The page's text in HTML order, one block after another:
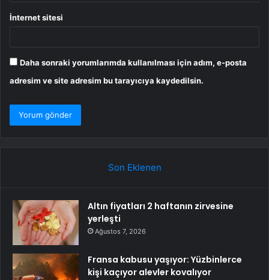
İnternet sitesi
Daha sonraki yorumlarımda kullanılması için adım, e-posta
adresim ve site adresim bu tarayıcıya kaydedilsin.
Son Eklenen
Altın fiyatları 2 haftanın zirvesine
yerleşti
Ağustos 7, 2026
Fransa kabusu yaşıyor: Yüzbinlerce
kişi kaçıyor alevler kovalıyor